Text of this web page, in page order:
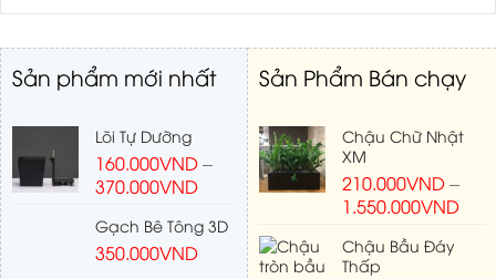
Sản phẩm mới nhất
Lõi Tự Dưỡng
160.000VND–
370.000VND
Gạch Bê Tông 3D
350.000VND
Sản Phẩm Bán chạy
Chậu Chữ Nhật
XM
210.000VND–
1.550.000VND
Chậu Bầu Đáy
Thấp